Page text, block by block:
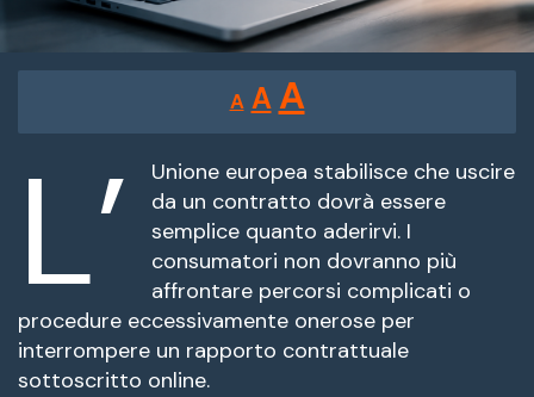
A
Reducir
tamaño
de
fuente.
A Restablecer
tamaño
de
fuente
AAumentar
tamaño
de
fuente.
L’
Unione europea stabilisce che uscire
da un contratto dovrà essere
semplice quanto aderirvi. I
consumatori non dovranno più
affrontare percorsi complicati o
procedure eccessivamente onerose per
interrompere un rapporto contrattuale
sottoscritto online.